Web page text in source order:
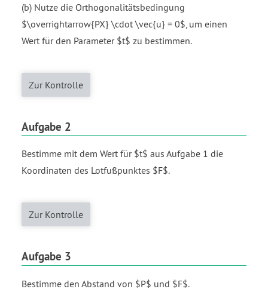
(b) Nutze die Orthogonalitätsbedingung
$\overrightarrow{PX} \cdot \vec{u} = 0$, um einen
Wert für den Parameter $t$ zu bestimmen.
Zur Kontrolle
Aufgabe 2
Bestimme mit dem Wert für $t$ aus Aufgabe 1 die
Koordinaten des Lotfußpunktes $F$.
Zur Kontrolle
Aufgabe 3
Bestimme den Abstand von $P$ und $F$.